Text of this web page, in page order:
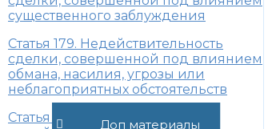
Доп материалы
существенного заблуждения
Статья 179. Недействительность
сделки, совершенной под влиянием
обмана, насилия, угрозы или
неблагоприятных обстоятельств
Статья 180. Последствия